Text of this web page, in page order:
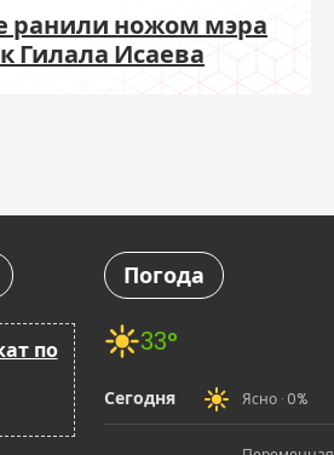
ранили ножом мэра
Гилала Исаева
по
Погода
33°
Сегодня Ясно · 0%